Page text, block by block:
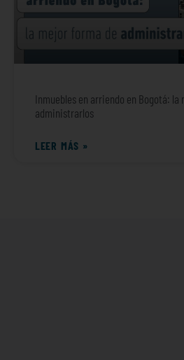
Inmuebles en arriendo en Bogotá: la
administrarlos
LEER MÁS »